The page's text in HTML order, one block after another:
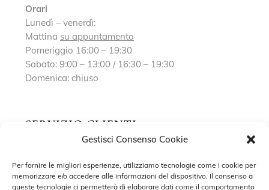
Gestisci Consenso Cookie
Per fornire le migliori esperienze, utilizziamo tecnologie come i cookie per
memorizzare e/o accedere alle informazioni del dispositivo. Il consenso a
queste tecnologie ci permetterà di elaborare dati come il comportamento
Orari
Lunedì – venerdì:
Mattina su appuntamento
Pomeriggio 16:00 – 19:30
Sabato: 9:00 – 13:00 / 16:30 – 19:30
Domenica: chiuso
SERVIZIO CLIENTI
Contatti